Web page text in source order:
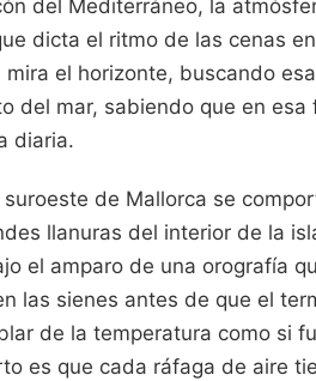
del Mediterráneo, la
dicta el ritmo de las cenas
el horizonte, buscando
del mar, sabiendo que en
diaria.
de Mallorca se
llanuras del interior de la
el amparo de una orografía
las sienes antes de que el
de la temperatura como si
es que cada ráfaga de aire